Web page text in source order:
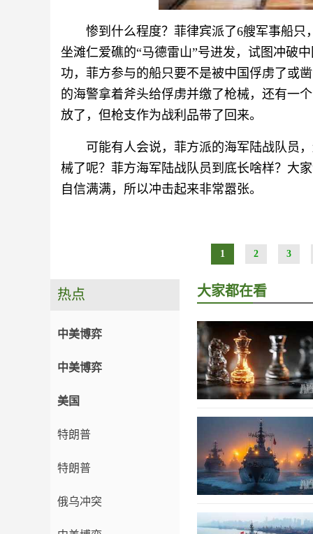
惨到什么程度？菲律宾派了6艘军事船
坐滩仁爱礁的“马德雷山”号进发，试图冲破
功，菲方参与的船只要不是被中国俘虏了或
的海警拿着斧头给俘虏并缴了枪械，还有一
放了，但枪支作为战利品带了回来。
可能有人会说，菲方派的海军陆战队员
械了呢？菲方海军陆战队员到底长啥样？大
自信满满，所以冲击起来非常嚣张。
1 2 3
热点
中美博弈
中美博弈
美国
特朗普
特朗普
俄乌冲突
大家都在看